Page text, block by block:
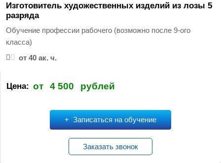
Изготовитель художественных изделий из лозы 5
разряда
Обучение профессии рабочего (возможно после 9-ого
класса)
от 40 ак. ч.
Цена: от 4 500 рублей
Записаться на обучение
Заказать звонок